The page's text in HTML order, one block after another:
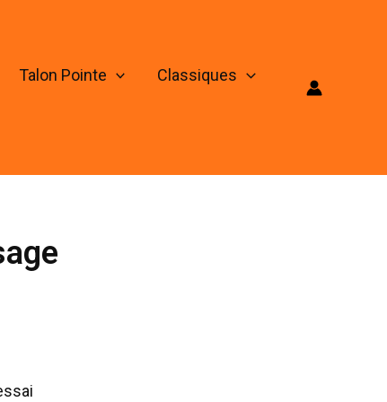
Talon Pointe
Classiques